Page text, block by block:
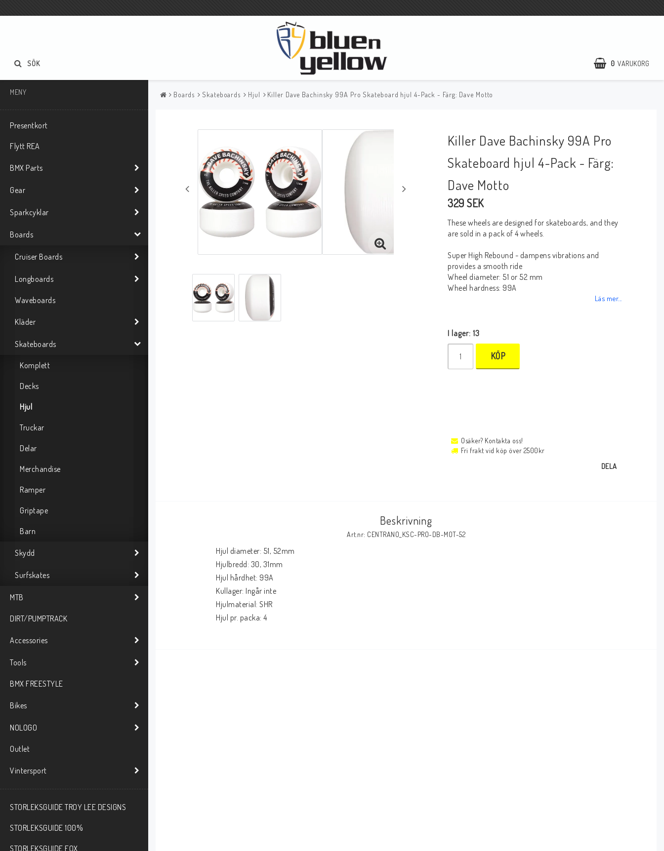
0 VARUKORG
SÖK
MENY
Presentkort
Flytt REA
BMX Parts
Gear
Sparkcyklar
Boards
Cruiser Boards
Longboards
Waveboards
Kläder
Skateboards
Komplett
Decks
Hjul
Truckar
Delar
Merchandise
Ramper
Griptape
Barn
Skydd
Surfskates
MTB
DIRT/PUMPTRACK
Accessories
Tools
BMX FREESTYLE
Bikes
NOLOGO
Outlet
Vintersport
STORLEKSGUIDE TROY LEE DESIGNS
STORLEKSGUIDE 100%
STORLEKSGUIDE FOX
Boards Skateboards Hjul Killer Dave Bachinsky 99A Pro Skateboard hjul 4-Pack - Färg: Dave Motto
Killer Dave Bachinsky 99A Pro
Skateboard hjul 4-Pack - Färg:
Dave Motto
329 SEK
These wheels are designed for skateboards, and they
are sold in a pack of 4 wheels.
Super High Rebound - dampens vibrations and
provides a smooth ride
Wheel diameter: 51 or 52 mm
Wheel hardness: 99A
Läs mer...
I lager: 13
KÖP
Osäker? Kontakta oss!
Fri frakt vid köp över 2500kr
DELA
Beskrivning
Art.nr: CENTRANO_KSC-PRO-DB-MOT-52
Hjul diameter: 51, 52mm
Hjulbredd: 30, 31mm
Hjul hårdhet: 99A
Kullager: Ingår inte
Hjulmaterial: SHR
Hjul pr. packa: 4